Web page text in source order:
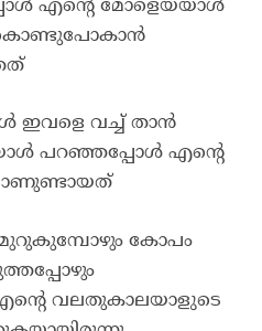
എന്റെ മോളെയയാൾ
കൊണ്ടുപോകാൻ
ഇവളെ വച്ച് താൻ
പറഞ്ഞപ്പോൾ എന്റെ
കോപം
വലതുകാലയാളുടെ